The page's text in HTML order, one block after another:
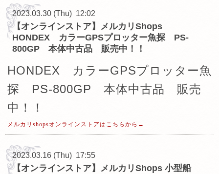
2023.03.30 (Thu) 12:02
【オンラインストア】メルカリShops
HONDEX カラーGPSプロッター魚探 PS-
800GP 本体中古品 販売中！！
HONDEX カラーGPSプロッター魚
探 PS-800GP 本体中古品 販売
中！！
メルカリshopsオンラインストアはこちらから←
2023.03.16 (Thu) 17:55
【オンラインストア】メルカリShops 小型船